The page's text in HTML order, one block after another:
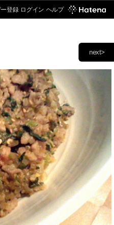
登録 ログイン ヘルプ
next>